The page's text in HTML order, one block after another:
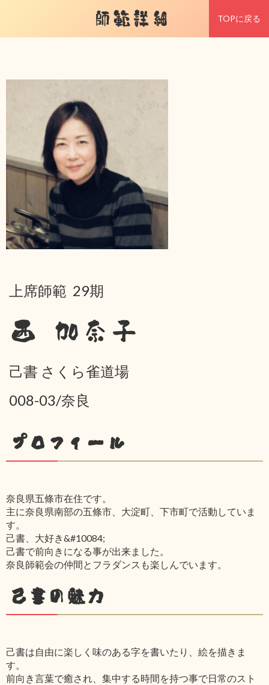
師範詳細 TOPに戻る
上席師範 29期
西 加奈子
己書 さくら雀道場
008-03/奈良
プロフィール
奈良県五條市在住です。
主に奈良県南部の五條市、大淀町、下市町で活動していま
す。
己書、大好き&#10084;
己書で前向きになる事が出来ました。
奈良師範会の仲間とフラダンスも楽しんでいます。
己書の魅力
己書は自由に楽しく味のある字を書いたり、絵を描きま
す。
前向き言葉で癒され、集中する時間を持つ事で日常のスト